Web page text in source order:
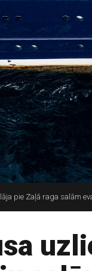
pie Zaļā raga salām